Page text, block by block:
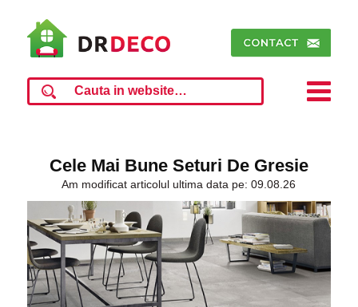
Cele Mai Bune Seturi De Gresie
Am modificat articolul ultima data pe: 09.08.26